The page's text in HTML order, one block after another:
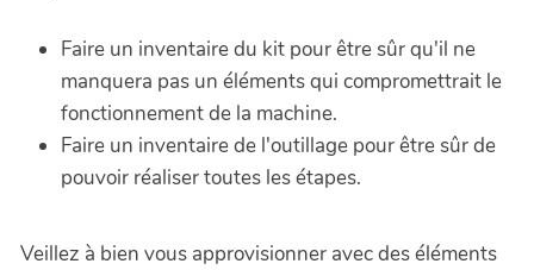
Faire un inventaire du kit pour être sûr qu'il ne
manquera pas un éléments qui compromettrait le
fonctionnement de la machine.
Faire un inventaire de l'outillage pour être sûr de
pouvoir réaliser toutes les étapes.
Veillez à bien vous approvisionner avec des éléments